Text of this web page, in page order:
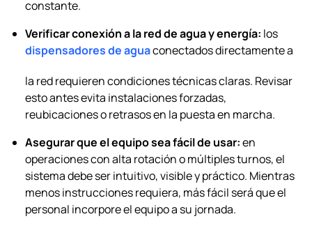
constante.
Verificar conexión a la red de agua y energía: los
dispensadores de aguaconectados directamente a
la red requieren condiciones técnicas claras. Revisar
esto antes evita instalaciones forzadas,
reubicaciones o retrasos en la puesta en marcha.
Asegurar que el equipo sea fácil de usar:en
operaciones con alta rotación o múltiples turnos, el
sistema debe ser intuitivo, visible y práctico. Mientras
menos instrucciones requiera, más fácil será que el
personal incorpore el equipo a su jornada.